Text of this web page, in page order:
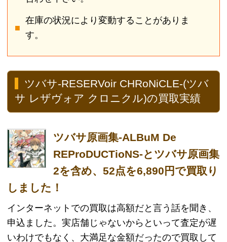
インターネットでの買取は高額だと言う話を聞き、
申込ました。実店舗じゃないからといって査定が遅
いわけでもなく、大満足な金額だったので買取して
もらいました。ありがとうございました。
ツバサ-RESERVoir CHRoNiCLE-
の豪華版全巻セットを7,950円で
買取りしました！
引っ越しをするので、買取に出すことにしました。
いつもりでしたが、本買取アローズさんは無料特典
があ上に、査定金額も納得のいく結果だったので買
取してもらいました。
鳥取県 IT様 30代 女性
サ レザヴォア クロニクル)とは
ツバサ-RESERVoir CHRoNiCLE-とは、2003年～
2009年に週刊少年マガジンにて連載された人気漫